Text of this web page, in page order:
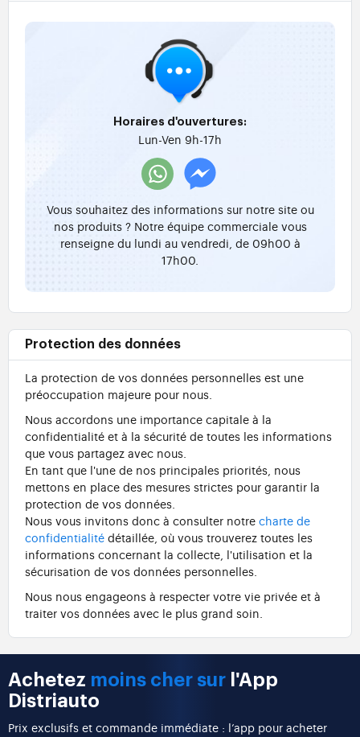
Horaires d'ouvertures:
Lun-Ven 9h-17h
Vous souhaitez des informations sur notre site ou
nos produits ? Notre équipe commerciale vous
renseigne du lundi au vendredi, de 09h00 à
17h00.
Protection des données
La protection de vos données personnelles est une
préoccupation majeure pour nous.
Nous accordons une importance capitale à la
confidentialité et à la sécurité de toutes les informations
que vous partagez avec nous.
En tant que l'une de nos principales priorités, nous
mettons en place des mesures strictes pour garantir la
protection de vos données.
Nous vous invitons donc à consulter notre charte de
confidentialité détaillée, où vous trouverez toutes les
informations concernant la collecte, l'utilisation et la
sécurisation de vos données personnelles.
Nous nous engageons à respecter votre vie privée et à
traiter vos données avec le plus grand soin.
Achetez moins cher sur l'App
Distriauto
Prix exclusifs et commande immédiate : l’app pour acheter